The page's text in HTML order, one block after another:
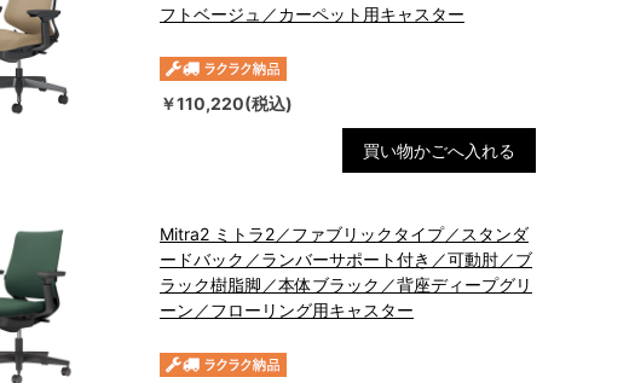
フトベージュ／カーペット用キャスター
￥110,220(税込)
買い物かごへ入れる
Mitra2 ミトラ2／ファブリックタイプ／スタンダ
ードバック／ランバーサポート付き／可動肘／ブ
ラック樹脂脚／本体ブラック／背座ディープグリ
ーン／フローリング用キャスター